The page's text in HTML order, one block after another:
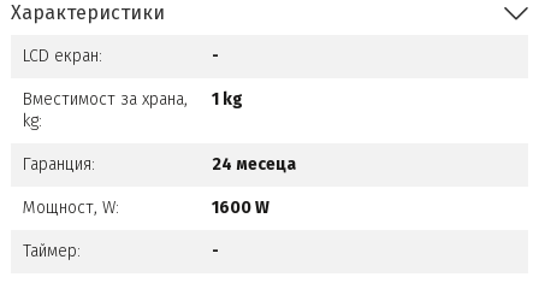
Характеристики
LCD екран: -
Вместимост за храна,
kg:
1 kg
Гаранция: 24 месеца
Мощност, W: 1600 W
Таймер: -